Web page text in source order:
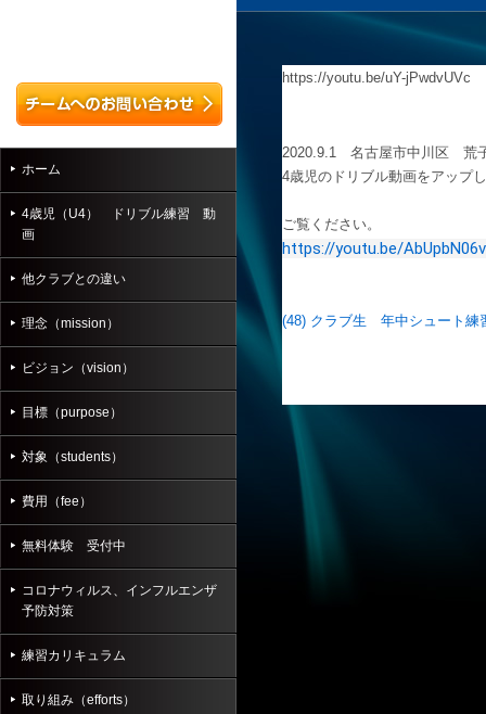
https://youtu.be/uY-jPwdvUVc
2020.9.1 名古屋市中川区 荒
4歳児のドリブル動画をアップ
ご覧ください。
https://youtu.be/
(48) クラブ生 年中シュート練
ホーム
4歳児（U4） ドリブル練習 動
画
他クラブとの違い
理念（mission）
ビジョン（vision）
目標（purpose）
対象（students）
費用（fee）
無料体験 受付中
コロナウィルス、インフルエンザ
予防対策
練習カリキュラム
取り組み（efforts）